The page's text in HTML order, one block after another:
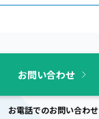
お問い合わせ
お電話でのお問い合わせ